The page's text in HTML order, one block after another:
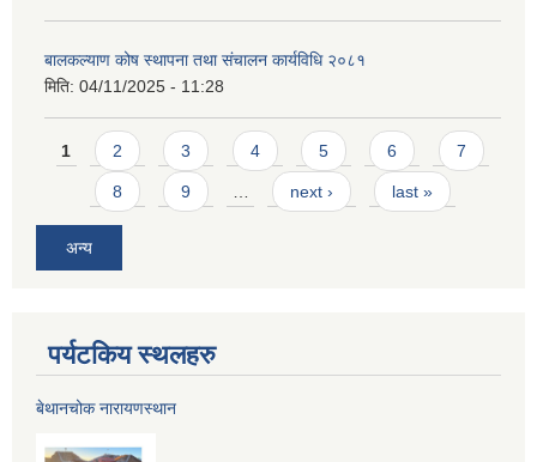
बालकल्याण कोष स्थापना तथा संचालन कार्यविधि २०८१
मिति: 04/11/2025 - 11:28
Pages
1 2 3 4 5 6 7
8 9 … next › last »
अन्य
पर्यटकिय स्थलहरु
बेथानचोक नारायणस्थान